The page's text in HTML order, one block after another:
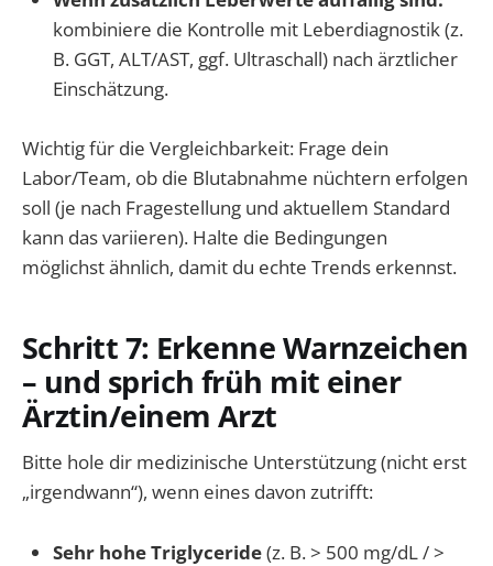
kombiniere die Kontrolle mit Leberdiagnostik (z.
B. GGT, ALT/AST, ggf. Ultraschall) nach ärztlicher
Einschätzung.
Wichtig für die Vergleichbarkeit: Frage dein
Labor/Team, ob die Blutabnahme nüchtern erfolgen
soll (je nach Fragestellung und aktuellem Standard
kann das variieren). Halte die Bedingungen
möglichst ähnlich, damit du echte Trends erkennst.
Schritt 7: Erkenne Warnzeichen
– und sprich früh mit einer
Ärztin/einem Arzt
Bitte hole dir medizinische Unterstützung (nicht erst
„irgendwann“), wenn eines davon zutrifft:
Sehr hohe Triglyceride(z. B. > 500 mg/dL / >